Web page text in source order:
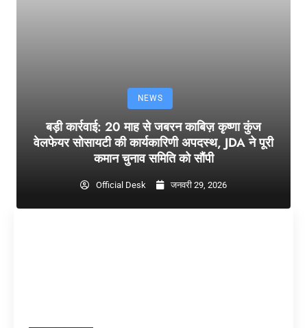
NEWS
बड़ी कार्रवाई: 20 माह से जबरन काबिज़ कृष्णा कुंज
वेलफेयर सोसायटी की कार्यकारिणी अपदस्थ, JDA ने पूरी
कमान चुनाव समिति को सौंपी
Official Desk जनवरी 29, 2026